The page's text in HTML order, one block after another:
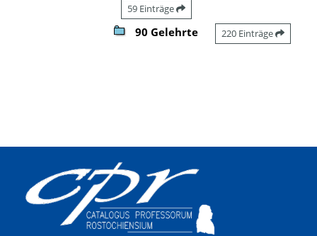
59 Einträge
90 Gelehrte 220 Einträge